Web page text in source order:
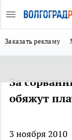
Заказать рекламу
За
обяжут
3 ноября 2010